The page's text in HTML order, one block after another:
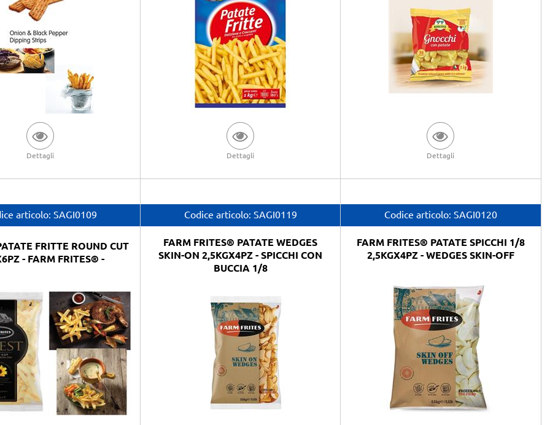
Dettagli Dettagli Dettagli
articolo: SAGI0109
FRITTE ROUND CUT
- FARM FRITES® -
Codice articolo: SAGI0119
FARM FRITES® PATATE WEDGES
SKIN-ON 2,5KGX4PZ - SPICCHI CON
BUCCIA 1/8
Codice articolo: SAGI0120
FARM FRITES® PATATE SPICCHI 1/8
2,5KGX4PZ - WEDGES SKIN-OFF